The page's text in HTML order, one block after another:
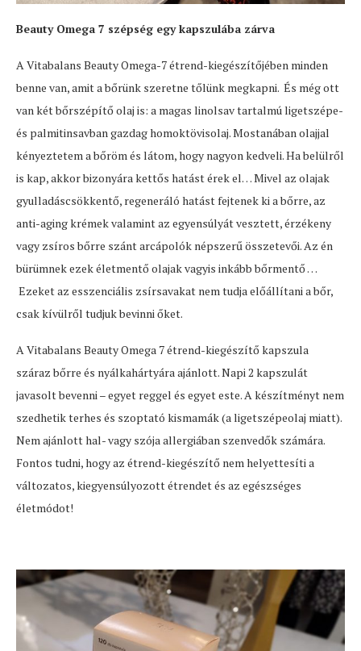
Beauty Omega 7 szépség egy kapszulába zárva
A Vitabalans Beauty Omega-7 étrend-kiegészítőjében minden
benne van, amit a bőrünk szeretne tőlünk megkapni. És még ott
van két bőrszépítő olaj is: a magas linolsav tartalmú ligetszépe-
és palmitinsavban gazdag homoktövisolaj. Mostanában olajjal
kényeztetem a bőröm és látom, hogy nagyon kedveli. Ha belülről
is kap, akkor bizonyára kettős hatást érek el… Mivel az olajak
gyulladáscsökkentő, regeneráló hatást fejtenek ki a bőrre, az
anti-aging krémek valamint az egyensúlyát vesztett, érzékeny
vagy zsíros bőrre szánt arcápolók népszerű összetevői. Az én
bürümnek ezek életmentő olajak vagyis inkább bőrmentő …
Ezeket az esszenciális zsírsavakat nem tudja előállítani a bőr,
csak kívülről tudjuk bevinni őket.
A Vitabalans Beauty Omega 7 étrend-kiegészítő kapszula
száraz bőrre és nyálkahártyára ajánlott. Napi 2 kapszulát
javasolt bevenni – egyet reggel és egyet este. A készítményt nem
szedhetik terhes és szoptató kismamák (a ligetszépeolaj miatt).
Nem ajánlott hal- vagy szója allergiában szenvedők számára.
Fontos tudni, hogy az étrend-kiegészítő nem helyettesíti a
változatos, kiegyensúlyozott étrendet és az egészséges
életmódot!